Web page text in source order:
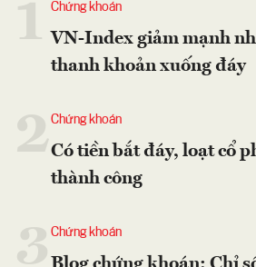
Chứng khoán
VN-Index giảm mạnh
thanh khoản xuống đáy
2Chứng khoán
Có tiền bắt đáy, loạt cổ
thành công
Chứng khoán